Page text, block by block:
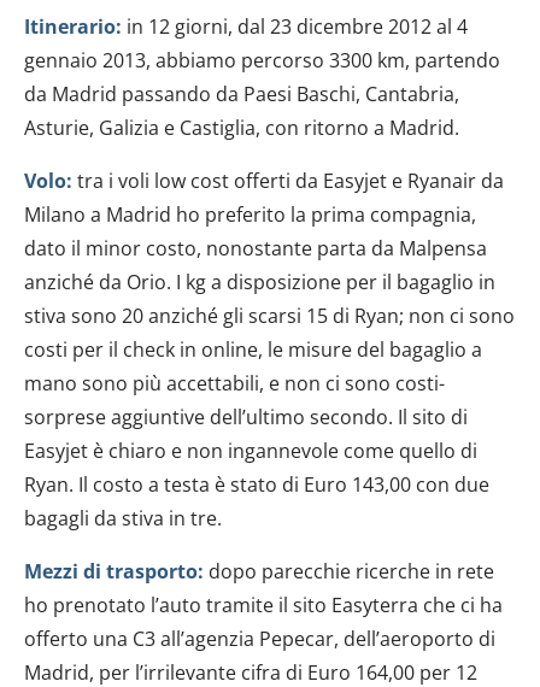
Itinerario: in 12 giorni, dal 23 dicembre 2012 al 4
gennaio 2013, abbiamo percorso 3300 km, partendo
da Madrid passando da Paesi Baschi, Cantabria,
Asturie, Galizia e Castiglia, con ritorno a Madrid.
Volo: tra i voli low cost offerti da Easyjet e Ryanair da
Milano a Madrid ho preferito la prima compagnia,
dato il minor costo, nonostante parta da Malpensa
anziché da Orio. I kg a disposizione per il bagaglio in
stiva sono 20 anziché gli scarsi 15 di Ryan; non ci sono
costi per il check in online, le misure del bagaglio a
mano sono più accettabili, e non ci sono costi-
sorprese aggiuntive dell’ultimo secondo. Il sito di
Easyjet è chiaro e non ingannevole come quello di
Ryan. Il costo a testa è stato di Euro 143,00 con due
bagagli da stiva in tre.
Mezzi di trasporto: dopo parecchie ricerche in rete
ho prenotato l’auto tramite il sito Easyterra che ci ha
offerto una C3 all’agenzia Pepecar, dell’aeroporto di
Madrid, per l’irrilevante cifra di Euro 164,00 per 12